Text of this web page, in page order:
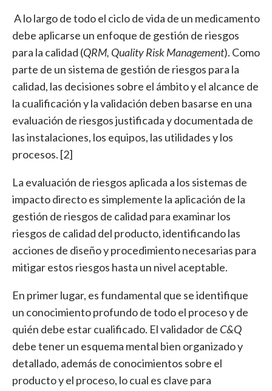
A lo largo de todo el ciclo de vida de un medicamento
debe aplicarse un enfoque de gestión de riesgos
para la calidad (QRM, Quality Risk Management). Como
parte de un sistema de gestión de riesgos para la
calidad, las decisiones sobre el ámbito y el alcance de
la cualificación y la validación deben basarse en una
evaluación de riesgos justificada y documentada de
las instalaciones, los equipos, las utilidades y los
procesos. [2]
La evaluación de riesgos aplicada a los sistemas de
impacto directo es simplemente la aplicación de la
gestión de riesgos de calidad para examinar los
riesgos de calidad del producto, identificando las
acciones de diseño y procedimiento necesarias para
mitigar estos riesgos hasta un nivel aceptable.
En primer lugar, es fundamental que se identifique
un conocimiento profundo de todo el proceso y de
quién debe estar cualificado. El validador de C&Q
debe tener un esquema mental bien organizado y
detallado, además de conocimientos sobre el
producto y el proceso, lo cual es clave para